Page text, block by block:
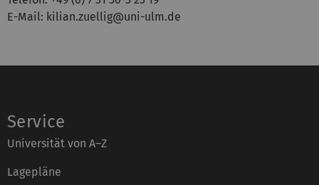
E-Mail: kilian.zuellig@uni-ulm.de
Service
Universität von A–Z
Lagepläne